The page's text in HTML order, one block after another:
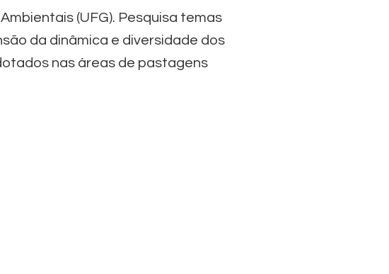
(UFG). Pesquisa temas
da dinâmica e diversidade dos
nas áreas de pastagens